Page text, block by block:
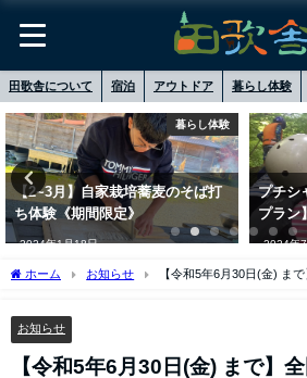
田歌舎について 宿泊 アウトドア 暮らし体験
暮らし体験
【2~3月】自家栽培蕎⻨のそば打
ち体験《期間限定》
2024年1月18日
プチシ
プラン
2024年
ホーム お知らせ
【令和5年6月30日(金) ま
お知らせ
【令和5年6月30日(金) まで】